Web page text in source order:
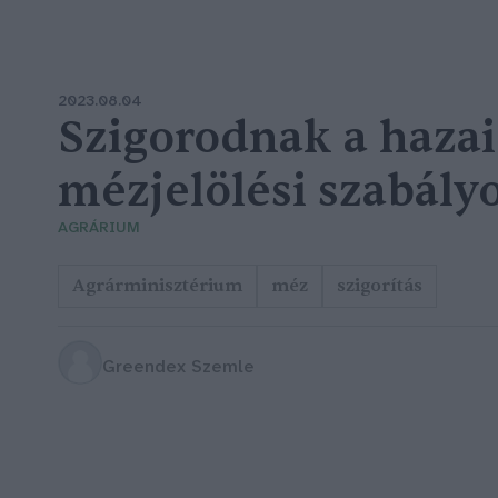
2023.08.04
Szigorodnak a hazai
mézjelölési
AGRÁRIUM
Agrárminisztérium méz szigorítás
Greendex Szemle